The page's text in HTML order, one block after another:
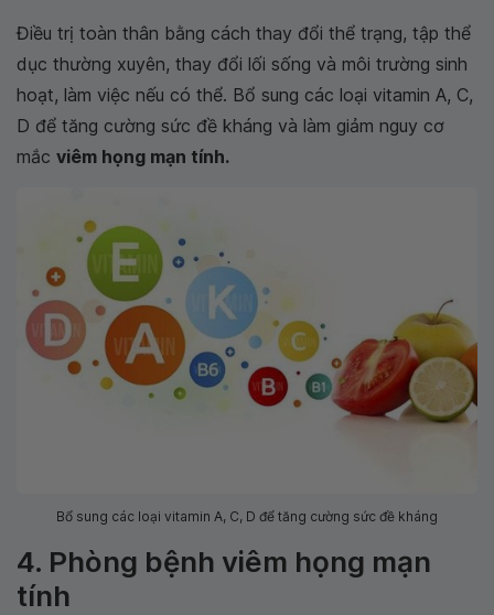
Điều trị toàn thân bằng cách thay đổi thể trạng, tập thể
dục thường xuyên, thay đổi lối sống và môi trường sinh
hoạt, làm việc nếu có thể. Bổ sung các loại vitamin A, C,
D để tăng cường sức đề kháng và làm giảm nguy cơ
mắc viêm họng mạn tính.
Bổ sung các loại vitamin A, C, D để tăng cường sức đề kháng
4. Phòng bệnh viêm họng mạn
tính